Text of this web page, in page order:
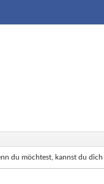
du möchtest, kannst du dich